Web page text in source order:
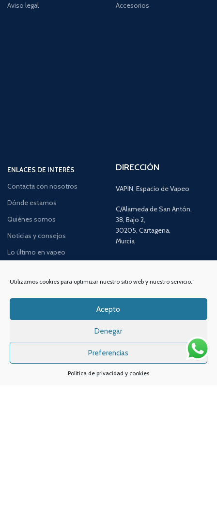
Utilizamos cookies para optimizar nuestro sitio web y nuestro servicio.
Acepto
Denegar
Preferencias
Política de privacidad y cookies
Aviso legal
Accesorios
ENLACES DE INTERÉS
Contacta con nosotros
Dónde estamos
Quiénes somos
Noticias y consejos
Lo último en vapeo
Promociones especiales
DIRECCIÓN
VAPIN, Espacio de Vapeo
C/Alameda de San Antón,
38, Bajo 2,
30205, Cartagena,
Murcia
a 14h y de 17 a 20h
TELÉFONO:968 312 702
WATSSAPP:
Email:info@vapeo.es